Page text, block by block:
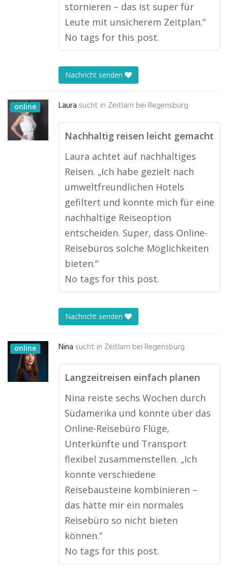
stornieren – das ist super für
Leute mit unsicherem Zeitplan.“
No tags for this post.
Nachricht senden
online Laura sucht in Zeitlarn bei Regensburg
Nachhaltig reisen leicht gemacht
Laura achtet auf nachhaltiges
Reisen. „Ich habe gezielt nach
umweltfreundlichen Hotels
gefiltert und konnte mich für eine
nachhaltige Reiseoption
entscheiden. Super, dass Online-
Reisebüros solche Möglichkeiten
bieten.“
No tags for this post.
Nachricht senden
online Nina sucht in Zeitlarn bei Regensburg
Langzeitreisen einfach planen
Nina reiste sechs Wochen durch
Südamerika und konnte über das
Online-Reisebüro Flüge,
Unterkünfte und Transport
flexibel zusammenstellen. „Ich
konnte verschiedene
Reisebausteine kombinieren –
das hätte mir ein normales
Reisebüro so nicht bieten
können.“
No tags for this post.